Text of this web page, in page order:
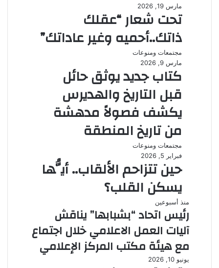
مارس 19, 2026
تحت شعار “عقلك
ذاتك..أحميه وغير عاداتك”
مجتمعات ومنوعات
مارس 9, 2026
كتاب جديد يوثق حائل
قبل التاريخ والهديرس
يكشف فصولاً مدهشة
من تاريخ المنطقة
مجتمعات ومنوعات
فبراير 5, 2026
حين تتزاحم الألقاب.. أيُّها
يسكن القلب؟
منذ أسبوعين
رئيس اتحاد “بشبابها” يناقش
آليات العمل الاعلامي خلال اجتماع
مع هيئة مكتب المركز الإعلامي
يونيو 10, 2026